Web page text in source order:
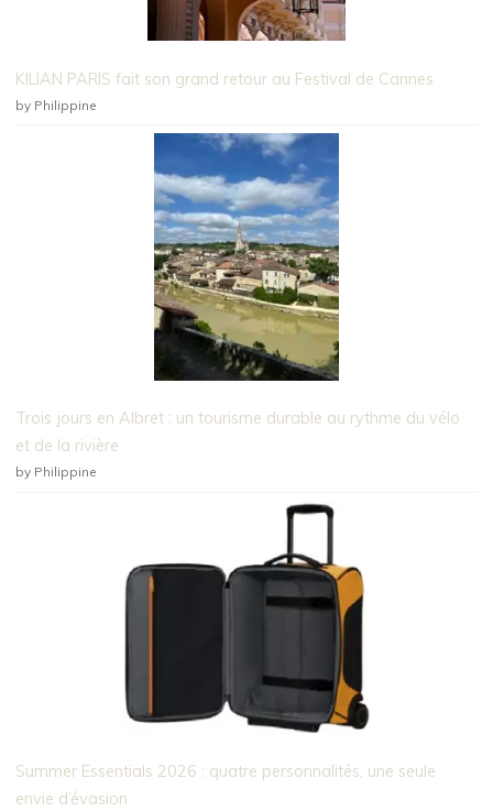
KILIAN PARIS fait son grand retour au Festival de Cannes
by Philippine
Trois jours en Albret : un tourisme durable au rythme du vélo
et de la rivière
by Philippine
Summer Essentials 2026 : quatre personnalités, une seule
envie d’évasion